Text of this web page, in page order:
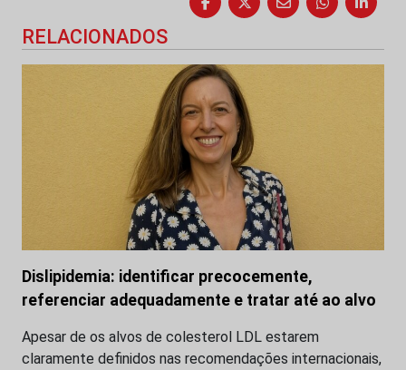
RELACIONADOS
Dislipidemia: identificar precocemente,
referenciar adequadamente e tratar até ao alvo
Apesar de os alvos de colesterol LDL estarem
claramente definidos nas recomendações internacionais,